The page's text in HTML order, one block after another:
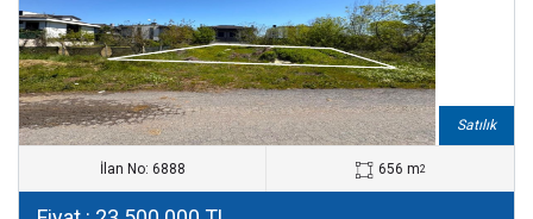
Satılık
İlan No: 6888 656 m2